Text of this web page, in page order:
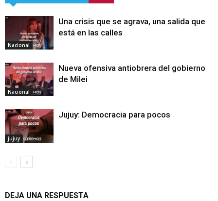
Nacional
Una crisis que se agrava, una salida que
está en las calles
Nacional
Nueva ofensiva antiobrera del gobierno
de Milei
jujuy
Jujuy: Democracia para pocos
DEJA UNA RESPUESTA